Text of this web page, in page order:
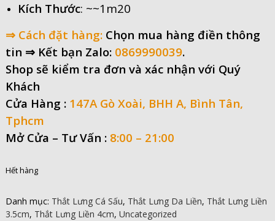
Kích Thước: ~~1m20
⇒ Cách đặt hàng: Chọn mua hàng điền thông
tin ⇒ Kết bạn Zalo: 0869990039.
Shop sẽ kiểm tra đơn và xác nhận với Quý
Khách
Cửa Hàng : 147A Gò Xoài, BHH A, Bình Tân,
Tphcm
Mở Cửa – Tư Vấn : 8:00 – 21:00
Hết hàng
Danh mục: Thắt Lưng Cá Sấu, Thắt Lưng Da Liền, Thắt Lưng Liền
3.5cm, Thắt Lưng Liền 4cm, Uncategorized